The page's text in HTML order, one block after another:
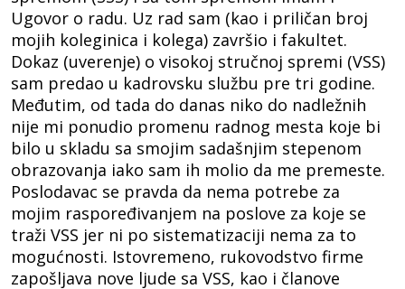
Ugovor o radu. Uz rad sam (kao i priličan broj
mojih koleginica i kolega) završio i fakultet.
Dokaz (uverenje) o visokoj stručnoj spremi (VSS)
sam predao u kadrovsku službu pre tri godine.
Međutim, od tada do danas niko do nadležnih
nije mi ponudio promenu radnog mesta koje bi
bilo u skladu sa smojim sadašnjim stepenom
obrazovanja iako sam ih molio da me premeste.
Poslodavac se pravda da nema potrebe za
mojim raspoređivanjem na poslove za koje se
traži VSS jer ni po sistematizaciji nema za to
mogućnosti. Istovremeno, rukovodstvo firme
zapošljava nove ljude sa VSS, kao i članove